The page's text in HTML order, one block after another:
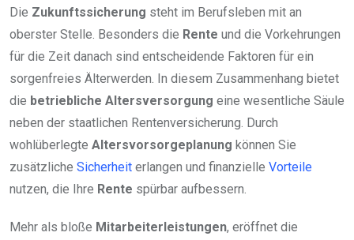
Die Zukunftssicherung steht im Berufsleben mit an
oberster Stelle. Besonders die Rente und die Vorkehrungen
für die Zeit danach sind entscheidende Faktoren für ein
sorgenfreies Älterwerden. In diesem Zusammenhang bietet
die betriebliche Altersversorgung eine wesentliche Säule
neben der staatlichen Rentenversicherung. Durch
wohlüberlegte Altersvorsorgeplanung können Sie
zusätzliche Sicherheit erlangen und finanzielle Vorteile
nutzen, die Ihre Rente spürbar aufbessern.
Mehr als bloße Mitarbeiterleistungen, eröffnet die